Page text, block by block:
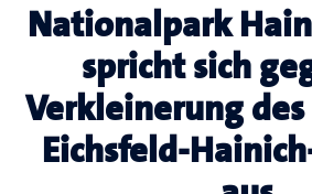
Nationalpark
spricht sich
Verkleinerung
Eichsfeld-